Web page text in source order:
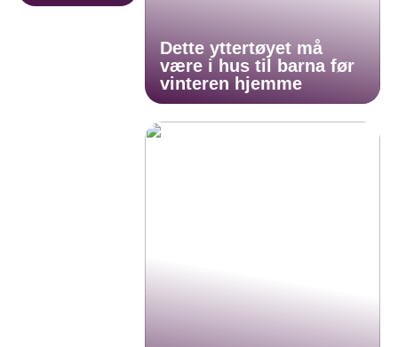
Dette yttertøyet må
være i hus til barna før
vinteren hjemme